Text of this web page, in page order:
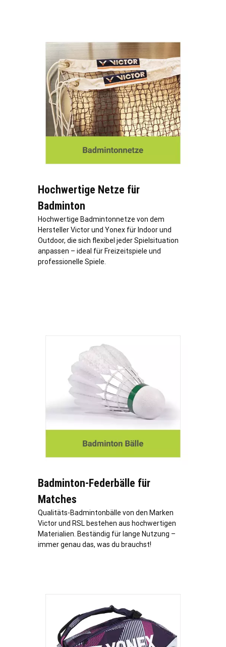
Hochwertige Netze für
Badminton
Hochwertige Badmintonnetze von dem
Hersteller Victor und Yonex für Indoor und
Outdoor, die sich flexibel jeder Spielsituation
anpassen – ideal für Freizeitspiele und
professionelle Spiele.
Badminton-Federbälle für
Matches
Qualitäts-Badmintonbälle von den Marken
Victor und RSL bestehen aus hochwertigen
Materialien. Beständig für lange Nutzung –
immer genau das, was du brauchst!